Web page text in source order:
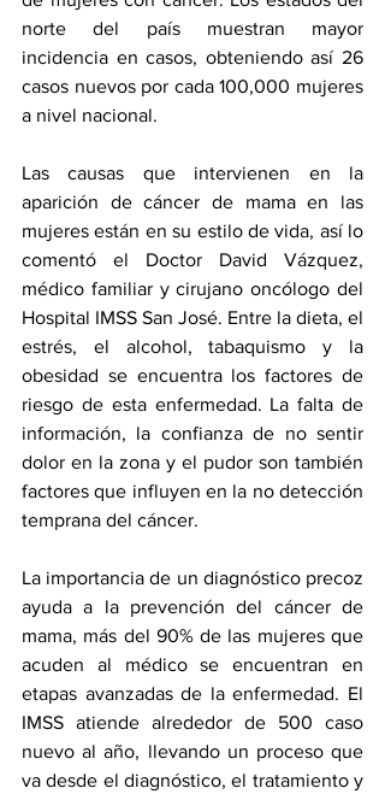
norte del país muestran mayor
incidencia en casos, obteniendo así 26
casos nuevos por cada 100,000 mujeres
a nivel nacional.
Las causas que intervienen en la
aparición de cáncer de mama en las
mujeres están en su estilo de vida, así lo
comentó el Doctor David Vázquez,
médico familiar y cirujano oncólogo del
Hospital IMSS San José. Entre la dieta, el
estrés, el alcohol, tabaquismo y la
obesidad se encuentra los factores de
riesgo de esta enfermedad. La falta de
información, la confianza de no sentir
dolor en la zona y el pudor son también
factores que influyen en la no detección
temprana del cáncer.
La importancia de un diagnóstico precoz
ayuda a la prevención del cáncer de
mama, más del 90% de las mujeres que
acuden al médico se encuentran en
etapas avanzadas de la enfermedad. El
IMSS atiende alrededor de 500 caso
nuevo al año, llevando un proceso que
va desde el diagnóstico, el tratamiento y